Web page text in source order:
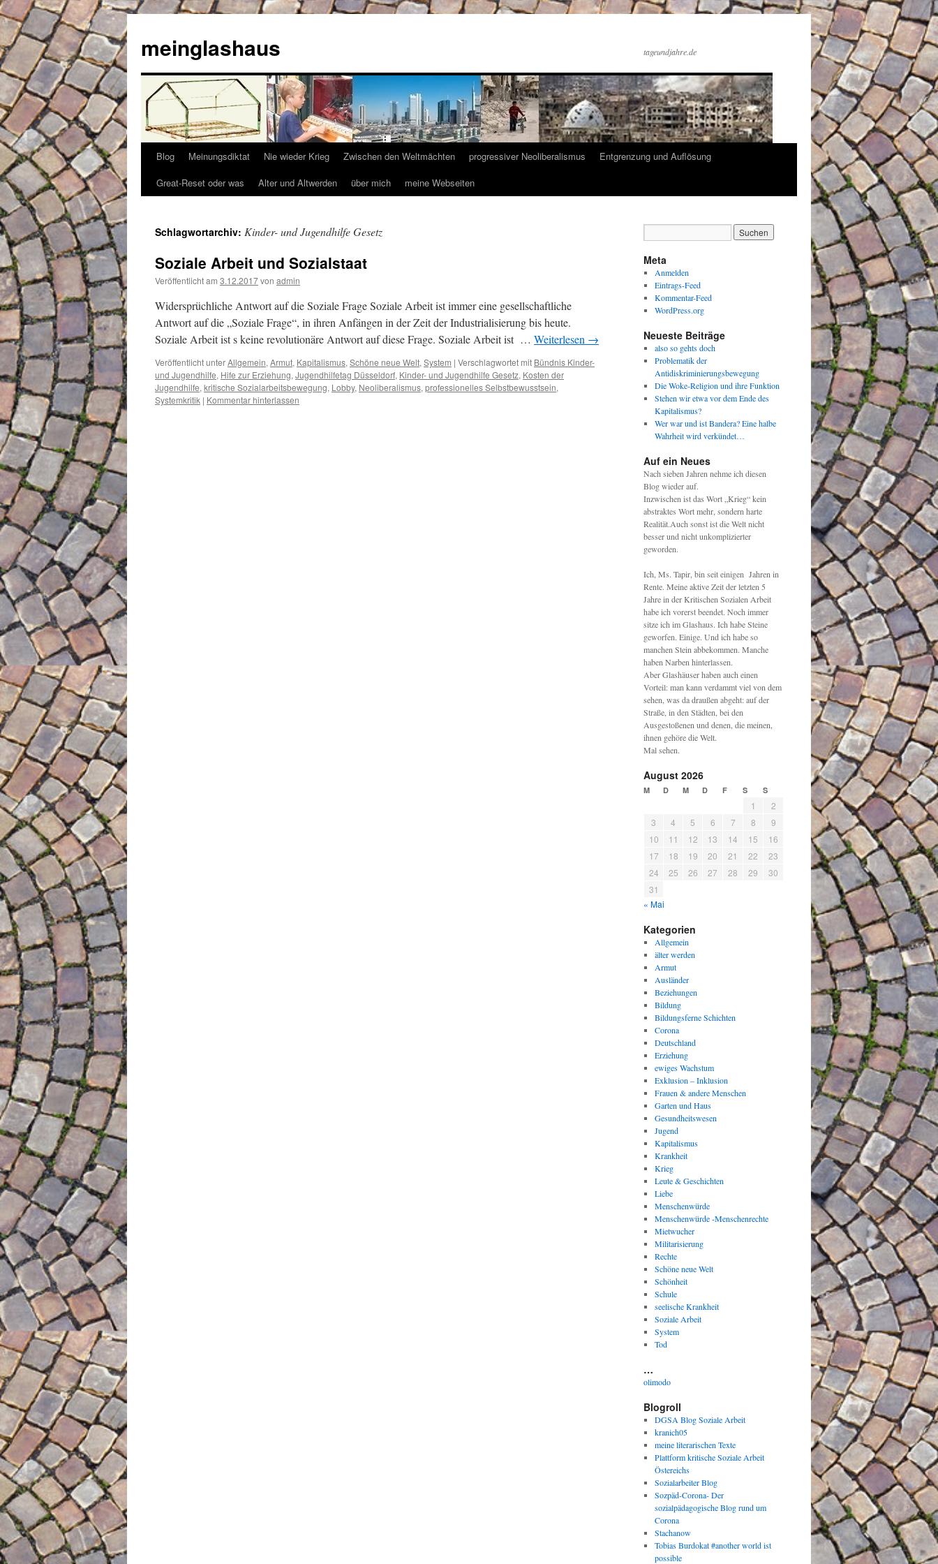
springen
meinglashaus tageundjahre.de
Blog Meinungsdiktat Nie wieder Krieg Zwischen den Weltmächten progressiver Neoliberalismus
Entgrenzung und Auflösung
Great-Reset oder was
Alter und Altwerden über mich meine Webseiten
Schlagwortarchiv: Kinder- und Jugendhilfe Gesetz
Soziale Arbeit und Sozialstaat
Veröffentlicht am 3.12.2017von admin
Widersprüchliche Antwort auf die Soziale Frage Soziale Arbeit ist immer eine gesellschaftliche
Antwort auf die „Soziale Frage“, in ihren Anfängen in der Zeit der Industrialisierung bis heute.
Soziale Arbeit ist s keine revolutionäre Antwort auf diese Frage. Soziale Arbeit ist … Weiterlesen →
Veröffentlicht unterAllgemein, Armut, Kapitalismus, Schöne neue Welt, System | Verschlagwortet mit Bündnis Kinder-
und Jugendhilfe, Hife zur Erziehung, Jugendhilfetag Düsseldorf, Kinder- und Jugendhilfe Gesetz, Kosten der
Jugendhilfe, kritische Sozialarbeitsbewegung, Lobby, Neoliberalismus, professionelles Selbstbewusstsein,
Systemkritik | Kommentar hinterlassen
Meta
Anmelden
Eintrags-Feed
Kommentar-Feed
WordPress.org
Neueste Beiträge
also so gehts doch
Problematik der
Antidiskriminierungsbewegung
Die Woke-Religion und ihre Funktion
Stehen wir etwa vor dem Ende des
Kapitalismus?
Wer war und ist Bandera? Eine halbe
Wahrheit wird verkündet…
Auf ein Neues
Nach sieben Jahren nehme ich diesen
Blog wieder auf.
Inzwischen ist das Wort „Krieg“ kein
abstraktes Wort mehr, sondern harte
Realität.Auch sonst ist die Welt nicht
besser und nicht unkomplizierter
geworden.
Ich, Ms. Tapir, bin seit einigen Jahren in
Rente. Meine aktive Zeit der letzten 5
Jahre in der Kritischen Sozialen Arbeit
habe ich vorerst beendet. Noch immer
sitze ich im Glashaus. Ich habe Steine
geworfen. Einige. Und ich habe so
manchen Stein abbekommen. Manche
haben Narben hinterlassen.
Aber Glashäuser haben auch einen
Vorteil: man kann verdammt viel von dem
sehen, was da draußen abgeht: auf der
Straße, in den Städten, bei den
Ausgestoßenen und denen, die meinen,
ihnen gehöre die Welt.
Mal sehen.
August 2026
M D M D F S S
1
2
3
4 5 6 7 8
9
10
11 12 13 14 15
16
17
18 19 20 21 22
23
24
25 26 27 28 29
30
31
« Mai
Kategorien
Allgemein
älter werden
Armut
Ausländer
Beziehungen
Bildung
Bildungsferne Schichten
Corona
Deutschland
Erziehung
ewiges Wachstum
Exklusion – Inklusion
Frauen & andere Menschen
Garten und Haus
Gesundheitswesen
Jugend
Kapitalismus
Krankheit
Krieg
Leute & Geschichten
Liebe
Menschenwürde
Menschenwürde -Menschenrechte
Mietwucher
Militarisierung
Rechte
Schöne neue Welt
Schönheit
Schule
seelische Krankheit
Soziale Arbeit
System
Tod
…
olimodo
Blogroll
DGSA Blog Soziale Arbeit
kranich05
meine literarischen Texte
Plattform kritische Soziale Arbeit
Östereichs
Sozialarbeiter Blog
Sozpäd-Corona- Der
sozialpädagogische Blog rund um
Corona
Stachanow
Tobias Burdokat #another world ist
possible